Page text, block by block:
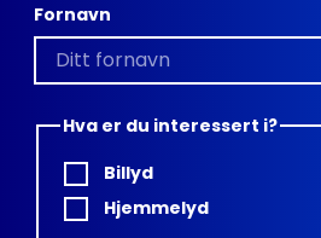
Fornavn
Hva er du interessert i?
Billyd
Hjemmelyd